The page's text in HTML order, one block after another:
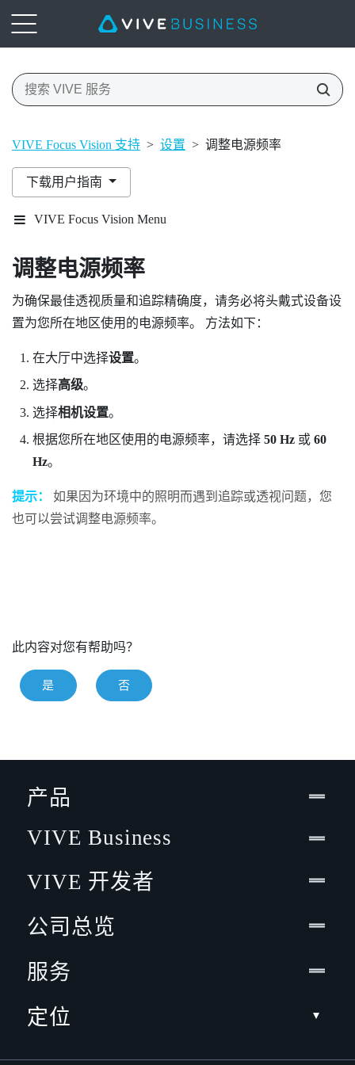
VIVE Focus Vision 支持 > 设置 > 调整电源频率
下载用户指南
VIVE Focus Vision Menu
调整电源频率
为确保最佳透视质量和追踪精确度，请务必将头戴式设备设
置为您所在地区使用的电源频率。 方法如下：
在大厅中选择设置。
选择高级。
选择相机设置。
根据您所在地区使用的电源频率，请选择 50 Hz或 60
Hz。
提示：
如果因为环境中的照明而遇到追踪或透视问题，您
也可以尝试调整电源频率。
此内容对您有帮助吗？
是 否
产品
VIVE Business
VIVE 开发者
公司总览
服务
定位